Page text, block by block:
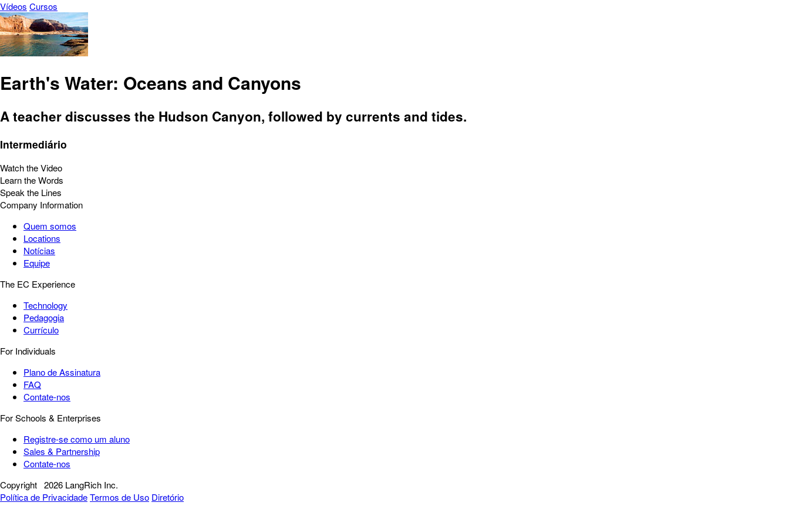
Vídeos Cursos
Earth's Water: Oceans and Canyons
A teacher discusses the Hudson Canyon, followed by currents and tides.
Intermediário
Watch the Video
Learn the Words
Speak the Lines
Company Information
Quem somos
Locations
Notícias
Equipe
The EC Experience
Technology
Pedagogia
Currículo
For Individuals
Plano de Assinatura
FAQ
Contate-nos
For Schools & Enterprises
Registre-se como um aluno
Sales & Partnership
Contate-nos
Copyright 2026 LangRich Inc.
Política de PrivacidadeTermos de Uso Diretório